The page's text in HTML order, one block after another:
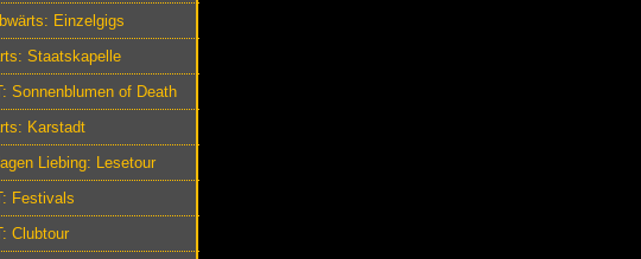
Einzelgigs
Staatskapelle
Sonnenblumen of Death
Karstadt
Liebing: Lesetour
Festivals
Clubtour